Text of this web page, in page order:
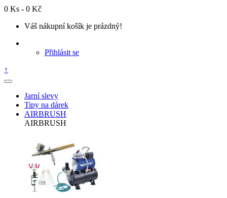
0 Ks - 0 Kč
Váš nákupní košík je prázdný!
Přihlásit se
↑
Jarní slevy
Tipy na dárek
AIRBRUSH
AIRBRUSH